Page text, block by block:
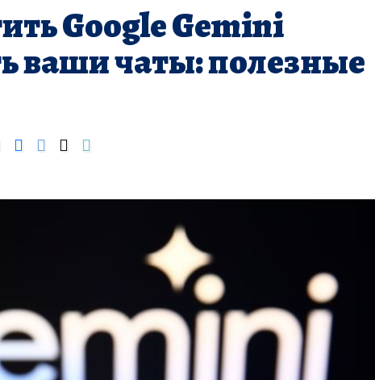
Google Gemini
ваши чаты: полезные